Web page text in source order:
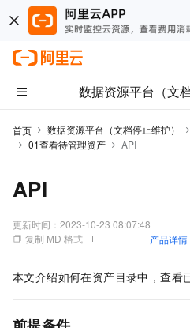
数据资源平台（文
首页 数据资源平台（文档停止维护）
01查看待管理资产
API
API
更新时间： 2023-10-23 08:07:48
复制 MD 格式
产品详情
本文介绍如何在资产目录中，查看